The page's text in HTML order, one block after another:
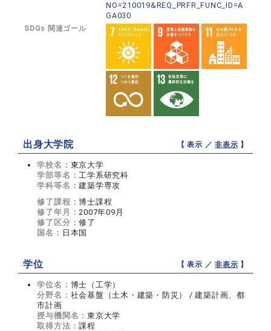
NO=210019&REQ_PRFR_FUNC_ID=A
GA030
SDGs 関連ゴール
出身大学院 【 表示 ／非表示 】
学校名： 東京大学
学部等名：工学系研究科
学科等名：建築学専攻
修了課程：博士課程
修了年月：2007年09月
修了区分：修了
国名： 日本国
学位 【 表示 ／非表示 】
学位名： 博士（工学）
分野名： 社会基盤（土木・建築・防災） / 建築計画、都
市計画
授与機関名：東京大学
取得方法：課程